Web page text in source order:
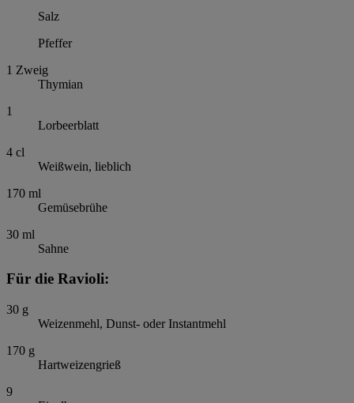
Salz
Pfeffer
1 Zweig
Thymian
1
Lorbeerblatt
4 cl
Weißwein, lieblich
170 ml
Gemüsebrühe
30 ml
Sahne
Für die Ravioli:
30 g
Weizenmehl, Dunst- oder Instantmehl
170 g
Hartweizengrieß
9